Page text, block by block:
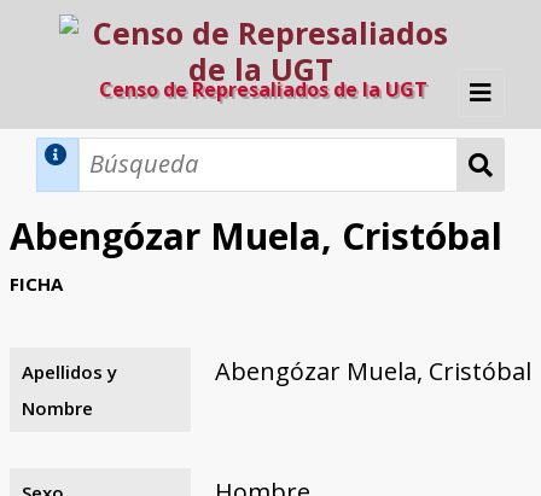
Censo de Represaliados de la UGT
Inicio
Búsqueda Dinámica
Búsqueda Avanzada
Filtros A-Z
Razones y objetivos
El equipo
Colaboradores
Fuentes documentales
Abengózar Muela, Cristóbal
FICHA
Apellidos y
Nombre
Abengózar Muela, Cristóbal